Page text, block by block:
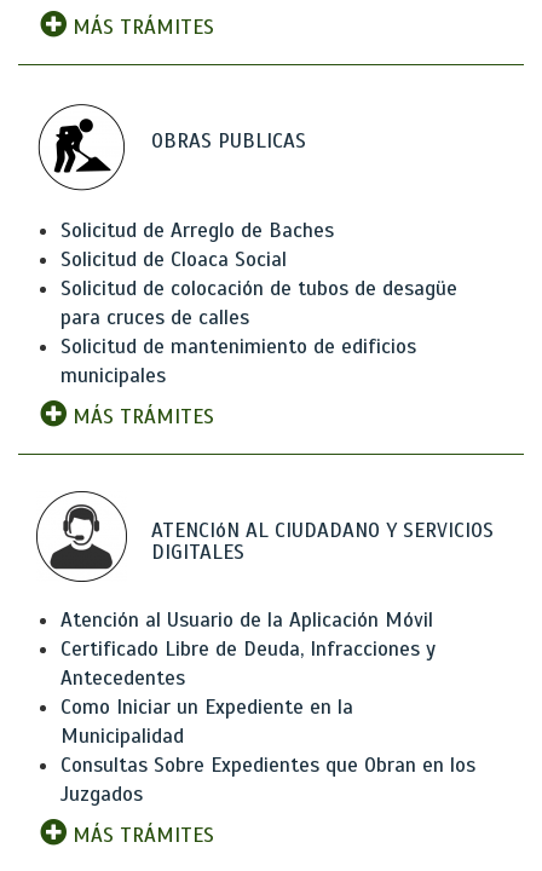
MÁS TRÁMITES
OBRAS PUBLICAS
Solicitud de Arreglo de Baches
Solicitud de Cloaca Social
Solicitud de colocación de tubos de desagüe
para cruces de calles
Solicitud de mantenimiento de edificios
municipales
MÁS TRÁMITES
ATENCIóN AL CIUDADANO Y SERVICIOS
DIGITALES
Atención al Usuario de la Aplicación Móvil
Certificado Libre de Deuda, Infracciones y
Antecedentes
Como Iniciar un Expediente en la
Municipalidad
Consultas Sobre Expedientes que Obran en los
Juzgados
MÁS TRÁMITES